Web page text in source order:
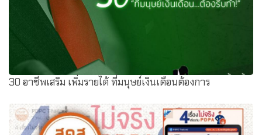
30 อาชีพเสริม เพิ่มรายได้ ที่มนุษย์เงินเดือนต้องการ